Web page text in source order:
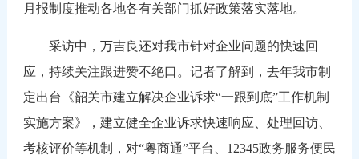
月报制度推动各地各有关部门抓好政策落实落地。
采访中，万吉良还对我市针对企业问题的快速回
应，持续关注跟进赞不绝口。记者了解到，去年我市制
定出台《韶关市建立解决企业诉求“一跟到底”工作机制
实施方案》，建立健全企业诉求快速响应、处理回访、
考核评价等机制，对“粤商通”平台、12345政务服务便民